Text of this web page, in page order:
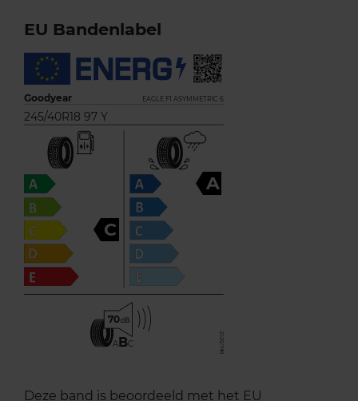
EU Bandenlabel
Goodyear EAGLE F1 ASYMMETRIC 6
245/40R18 97 Y
C
A
70
ABC
Deze band is beoordeeld met het EU